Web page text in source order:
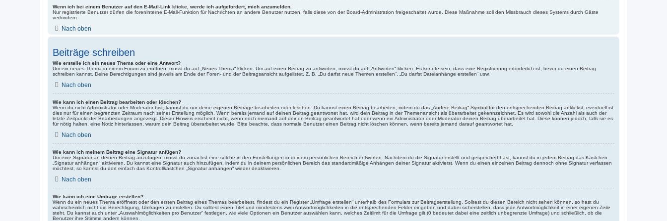
Wenn ich bei einem Benutzer auf den E-Mail-Link klicke, werde ich aufgefordert, mich anzumelden.
Nur registrierte Benutzer dürfen die foreninterne E-Mail-Funktion für Nachrichten an andere Benutzer nutzen, falls diese von der Board-Administration freigeschaltet wurde. Diese Maßnahme soll den Missbrauch dieses Systems durch Gäste
verhindern.
Nach oben
Beiträge schreiben
Wie erstelle ich ein neues Thema oder eine Antwort?
Um ein neues Thema in einem Forum zu eröffnen, musst du auf „Neues Thema“ klicken. Um auf einen Beitrag zu antworten, musst du auf „Antworten“ klicken. Es könnte sein, dass eine Registrierung erforderlich ist, bevor du einen Beitrag
schreiben kannst. Deine Berechtigungen sind jeweils am Ende der Foren- und der Beitragsansicht aufgelistet. Z. B. „Du darfst neue Themen erstellen“, „Du darfst Dateianhänge erstellen“ usw.
Nach oben
Wie kann ich einen Beitrag bearbeiten oder löschen?
Wenn du nicht Administrator oder Moderator bist, kannst du nur deine eigenen Beiträge bearbeiten oder löschen. Du kannst einen Beitrag bearbeiten, indem du das „Ändere Beitrag“-Symbol für den entsprechenden Beitrag anklickst; eventuell ist
dies nur für einen begrenzten Zeitraum nach seiner Erstellung möglich. Wenn bereits jemand auf deinen Beitrag geantwortet hat, wird dein Beitrag in der Themenansicht als überarbeitet gekennzeichnet. Es wird sowohl die Anzahl als auch der
letzte Zeitpunkt der Bearbeitungen angezeigt. Dieser Hinweis erscheint nicht, wenn noch niemand auf deinen Beitrag geantwortet hat oder wenn ein Administrator oder Moderator deinen Beitrag überarbeitet hat. Diese können jedoch, falls sie es
für nötig halten, eine Notiz hinterlassen, warum dein Beitrag überarbeitet wurde. Bitte beachte, dass normale Benutzer einen Beitrag nicht löschen können, wenn bereits jemand darauf geantwortet hat.
Nach oben
Wie kann ich meinem Beitrag eine Signatur anfügen?
Um eine Signatur an deinen Beitrag anzufügen, musst du zunächst eine solche in den Einstellungen in deinem persönlichen Bereich entwerfen. Nachdem du die Signatur erstellt und gespeichert hast, kannst du in jedem Beitrag das Kästchen
„Signatur anhängen“ aktivieren. Du kannst eine Signatur auch hinzufügen, indem du in deinem persönlichen Bereich das standardmäßige Anhängen deiner Signatur aktivierst. Wenn du einen einzelnen Beitrag dennoch ohne Signatur verfassen
möchtest, so kannst du dort einfach das Kontrollkästchen „Signatur anhängen“ wieder deaktivieren.
Nach oben
Wie kann ich eine Umfrage erstellen?
Wenn du ein neues Thema eröffnest oder den ersten Beitrag eines Themas bearbeitest, findest du ein Register „Umfrage erstellen“ unterhalb des Formulars zur Beitragserstellung. Solltest du diesen Bereich nicht sehen können, so hast du
wahrscheinlich nicht die Berechtigung, Umfragen zu erstellen. Du solltest einen Titel und mindestens zwei Antwortmöglichkeiten in die entsprechenden Felder eingeben und dabei sicherstellen, dass jede Antwortmöglichkeit in einer eigenen Zeile
steht. Du kannst auch unter „Auswahlmöglichkeiten pro Benutzer“ festlegen, wie viele Optionen ein Benutzer auswählen kann, welches Zeitlimit für die Umfrage gilt (0 bedeutet dabei eine zeitlich unbegrenzte Umfrage) und schließlich, ob die
Benutzer ihre Stimme ändern können.